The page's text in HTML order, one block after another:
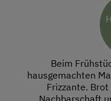
Beim
hausgemachten
Frizzante.